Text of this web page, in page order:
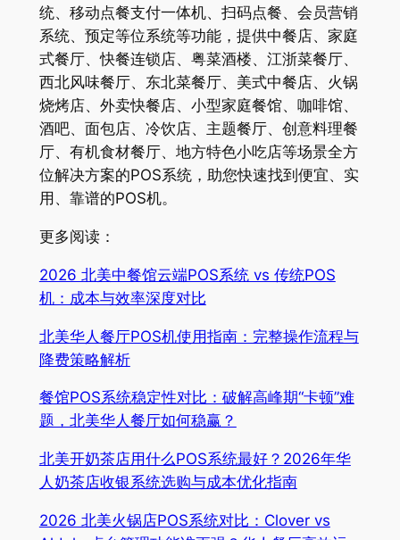
统、移动点餐支付一体机、扫码点餐、会员营销
系统、预定等位系统等功能，提供中餐店、家庭
式餐厅、快餐连锁店、粤菜酒楼、江浙菜餐厅、
西北风味餐厅、东北菜餐厅、美式中餐店、火锅
烧烤店、外卖快餐店、小型家庭餐馆、咖啡馆、
酒吧、面包店、冷饮店、主题餐厅、创意料理餐
厅、有机食材餐厅、地方特色小吃店等场景全方
位解决方案的POS系统，助您快速找到便宜、实
用、靠谱的POS机。
更多阅读：
2026 北美中餐馆云端POS系统 vs 传统POS
机：成本与效率深度对比
北美华人餐厅POS机使用指南：完整操作流程与
降费策略解析
餐馆POS系统稳定性对比：破解高峰期“卡顿”难
题，北美华人餐厅如何稳赢？
北美开奶茶店用什么POS系统最好？2026年华
人奶茶店收银系统选购与成本优化指南
2026 北美火锅店POS系统对比：Clover vs